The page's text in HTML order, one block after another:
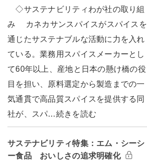
◇サステナビリティわが社の取り組
み カネカサンスパイスがスパイスを
通じたサステナブルな活動に力を入れ
ている。業務用スパイスメーカーとし
て60年以上、産地と日本の懸け橋の役
目を担い、原料選定から製造までの一
気通貫で高品質スパイスを提供する同
社が、スパ…続きを読む
サステナビリティ特集：エム・シーシ
ー食品 おいしさの追求明確化